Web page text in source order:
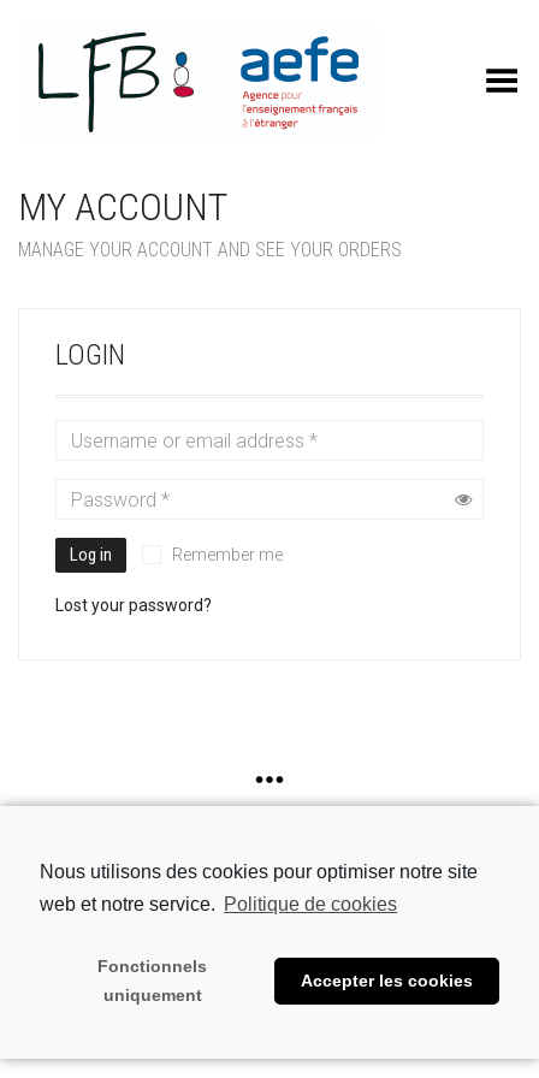
Nous utilisons des cookies pour optimiser notre site
web et notre service. Politique de cookies
Fonctionnels
uniquement
Accepter les cookies
Toggle Menu
MY ACCOUNT
MANAGE YOUR ACCOUNT AND SEE YOUR ORDERS
LOGIN
Log in Remember me
Lost your password?
© 2021 LFB -Aviso legal-Envío y Métodos de pago-Política de